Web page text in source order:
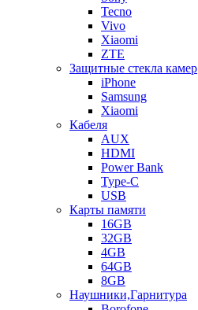
Tecno
Vivo
Xiaomi
ZTE
Защитные стекла камер
iPhone
Samsung
Xiaomi
Кабеля
AUX
HDMI
Power Bank
Type-C
USB
Карты памяти
16GB
32GB
4GB
64GB
8GB
Наушники,Гарнитура